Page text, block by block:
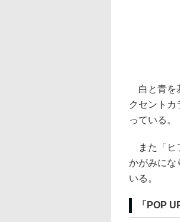
白と青を
クセントカ
っている。
また「ヒ
かがみにな
いる。
「POP